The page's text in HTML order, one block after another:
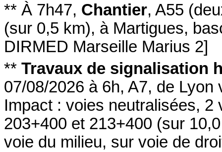
** À 7h47, Chantier, A55
(sur 0,5 km), à Martigues,
DIRMED Marseille Marius 2]
** Travaux de signalisation
07/08/2026 à 6h, A7, de Lyon
Impact : voies neutralisées, 2
203+400 et 213+400 (sur
voie du milieu, sur voie de